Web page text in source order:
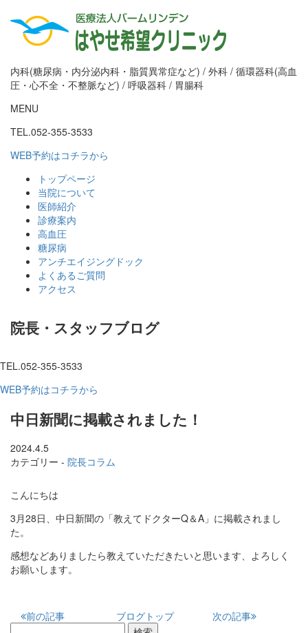
内科(糖尿病・内分泌内科・脂質異常症など) / 外科 / 循環器科(高血
圧・心不全・不整脈など) / 呼吸器科 / 胃腸科
MENU
TEL.052-355-3533
WEB予約はコチラから
トップページ
当院について
医師紹介
診療案内
高血圧
糖尿病
アンチエイジングドック
よくあるご質問
アクセス
院長・スタッフブログ
TEL.052-355-3533
WEB予約はコチラから
中日新聞に掲載されました！
2024.4.5
カテゴリー - 院長コラム
こんにちは
3月28日、中日新聞の「教えてドクターQ＆A」に掲載されまし
た。
感想などありましたら教えていただきたいと思います、よろしく
お願いします。
前の記事 ブログトップ 次の記事